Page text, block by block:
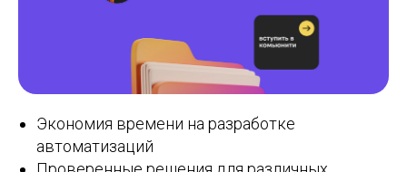
Экономия времени на разработке
автоматизаций